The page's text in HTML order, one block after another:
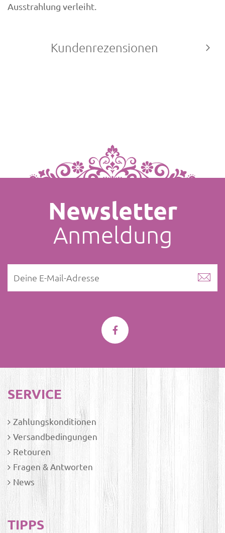
Ausstrahlung verleiht.
Kundenrezensionen
Newsletter
Anmeldung
SERVICE
Zahlungskonditionen
Versandbedingungen
Retouren
Fragen & Antworten
News
TIPPS